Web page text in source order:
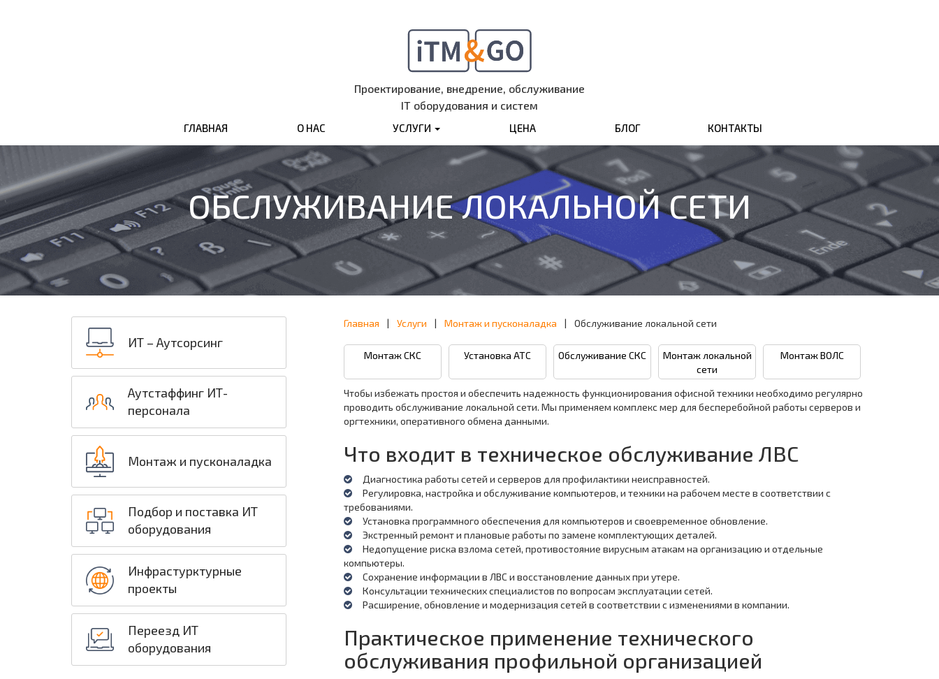
Проектирование, внедрение, обслуживание
IT оборудования и систем
ГЛАВНАЯ О НАС УСЛУГИ ЦЕНА БЛОГ КОНТАКТЫ
ОБСЛУЖИВАНИЕ ЛОКАЛЬНОЙ СЕТИ
ИТ – Аутсорсинг
Аутстаффинг ИТ-
персонала
Монтаж и пусконаладка
Подбор и поставка ИТ
оборудования
Инфрастурктурные
проекты
Переезд ИТ
оборудования
Главная | Услуги | Монтаж и пусконаладка | Обслуживание локальной сети
Монтаж СКС Установка АТС Обслуживание СКС
Монтаж локальной
сети
Монтаж ВОЛС
Чтобы избежать простоя и обеспечить надежность функционирования офисной техники необходимо регулярно
проводить обслуживание локальной сети. Мы применяем комплекс мер для бесперебойной работы серверов и
оргтехники, оперативного обмена данными.
Что входит в техническое обслуживание ЛВС
Диагностика работы сетей и серверов для профилактики неисправностей.
Регулировка, настройка и обслуживание компьютеров, и техники на рабочем месте в соответствии с
требованиями.
Установка программного обеспечения для компьютеров и своевременное обновление.
Экстренный ремонт и плановые работы по замене комплектующих деталей.
Недопущение риска взлома сетей, противостояние вирусным атакам на организацию и отдельные
компьютеры.
Сохранение информации в ЛВС и восстановление данных при утере.
Консультации технических специалистов по вопросам эксплуатации сетей.
Расширение, обновление и модернизация сетей в соответствии с изменениями в компании.
Практическое применение технического
обслуживания профильной организацией